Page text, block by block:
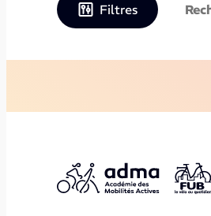
Filtres